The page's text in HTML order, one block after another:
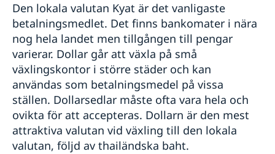
Konsulär service till svenskar utomlands
Om du blir sjuk eller skadar dig utomlands
Larmcentraler
Frihetsberövad i utlandet
Bosatt utomlands
Dödsfall utomlands
Efterlevandepension
Advokatlista
Avgifter
Reseinformation Myanmar
Aktuella händelser
Allmänna säkerhetsläget
Terrorism
Naturförhållanden och katastrofer
In- och utresebestämmelser
Hälso- och sjukvård
Lokala lagar och sedvänjor
Kriminalitet och personlig säkerhet
Trafiksäkerhet
Den lokala valutan Kyat är det vanligaste
betalningsmedlet. Det finns bankomater i nära
nog hela landet men tillgången till pengar
varierar. Dollar går att växla på små
växlingskontor i större städer och kan
användas som betalningsmedel på vissa
ställen. Dollarsedlar måste ofta vara hela och
ovikta för att accepteras. Dollarn är den mest
attraktiva valutan vid växling till den lokala
valutan, följd av thailändska baht.